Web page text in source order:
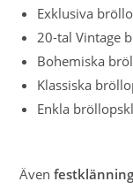
Exklusiva
20-tal Vintage
Bohemiska
Klassiska
Enkla
Även